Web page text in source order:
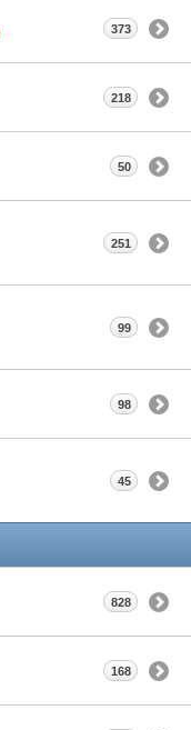
373
218
50
251
99
98
45
828
168